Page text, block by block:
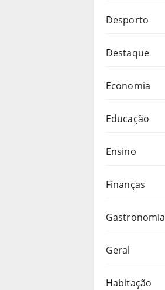
Desporto
Destaque
Economia
Educação
Ensino
Finanças
Gastronomia
Geral
Habitação